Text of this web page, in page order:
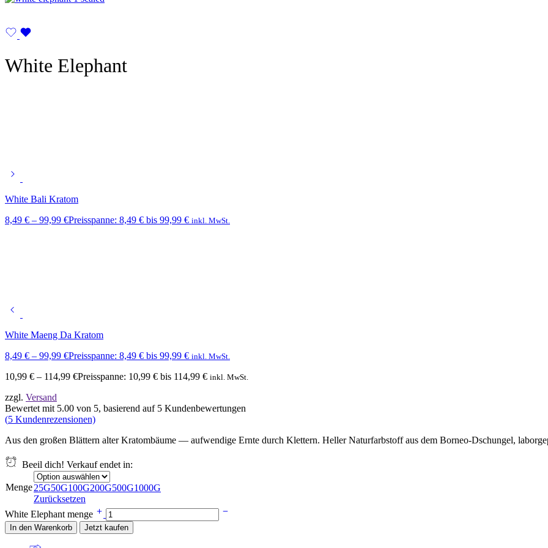
White Elephant
White Bali Kratom
8,49 € – 99,99 €Preisspanne: 8,49 € bis 99,99 € inkl. MwSt.
White Maeng Da Kratom
8,49 € – 99,99 €Preisspanne: 8,49 € bis 99,99 € inkl. MwSt.
10,99 € – 114,99 €Preisspanne: 10,99 € bis 114,99 € inkl. MwSt.
zzgl. Versand
Bewertet mit 5.00 von 5, basierend auf 5 Kundenbewertungen
(5 Kundenrezensionen)
Aus den großen Blättern alter Kratombäume — aufwendige Ernte durch Klettern. Heller Naturfarbstoff aus dem Borneo-Dschungel,
Beeil dich! Verkauf endet in:
Menge25G50G100G200G500G1000G
Zurücksetzen
White Elephant menge
In den Warenkorb Jetzt kaufen